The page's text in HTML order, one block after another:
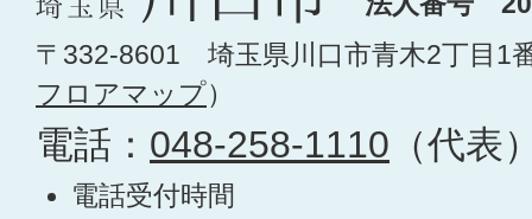
〒332-8601 埼玉県川口市青木2丁目1
フロアマップ）
電話： 048-258-1110 （代表
電話受付時間